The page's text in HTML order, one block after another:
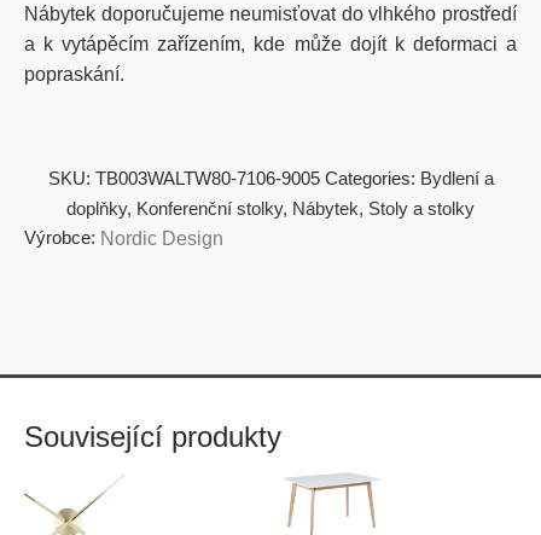
Nábytek doporučujeme neumisťovat do vlhkého prostředí
a k vytápěcím zařízením, kde může dojít k deformaci a
popraskání.
SKU: TB003WALTW80-7106-9005 Categories: Bydlení a
doplňky, Konferenční stolky, Nábytek, Stoly a stolky
Výrobce: Nordic Design
Související produkty